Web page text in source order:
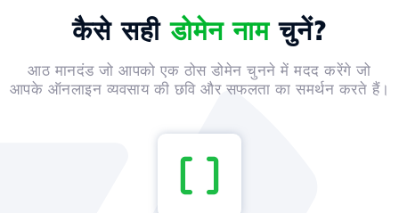
कैसे सहीडोमेन नामचुनें?
आठ मानदंड जो आपको एक ठोस डोमेन चुनने में मदद करेंगे जो
आपके ऑनलाइन व्यवसाय की छवि और सफलता का समर्थन करते हैं।